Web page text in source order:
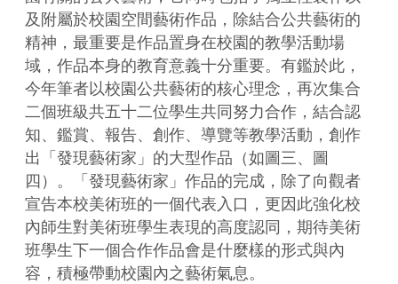
及附屬於校園空間藝術作品，除結合公共藝術的
精神，最重要是作品置身在校園的教學活動場
域，作品本身的教育意義十分重要。有鑑於此，
今年筆者以校園公共藝術的核心理念，再次集合
二個班級共五十二位學生共同努力合作，結合認
知、鑑賞、報告、創作、導覽等教學活動，創作
出「發現藝術家」的大型作品（如圖三、圖
四）。「發現藝術家」作品的完成，除了向觀者
宣告本校美術班的一個代表入口，更因此強化校
內師生對美術班學生表現的高度認同，期待美術
班學生下一個合作作品會是什麼樣的形式與內
容，積極帶動校園內之藝術氣息。